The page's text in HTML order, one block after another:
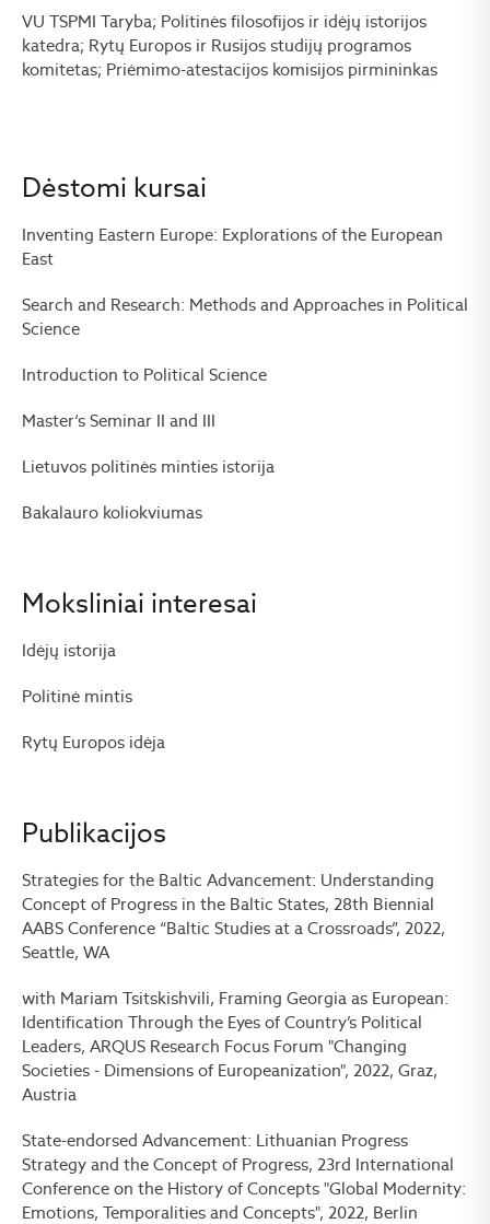
VU TSPMI Taryba; Politinės filosofijos ir idėjų istorijos
katedra; Rytų Europos ir Rusijos studijų programos
komitetas; Priėmimo-atestacijos komisijos pirmininkas
Dėstomi kursai
Inventing Eastern Europe: Explorations of the European
East
Search and Research: Methods and Approaches in Political
Science
Introduction to Political Science
Master‘s Seminar II and III
Lietuvos politinės minties istorija
Bakalauro koliokviumas
Moksliniai interesai
Idėjų istorija
Politinė mintis
Rytų Europos idėja
Publikacijos
Strategies for the Baltic Advancement: Understanding
Concept of Progress in the Baltic States, 28th Biennial
AABS Conference “Baltic Studies at a Crossroads”, 2022,
Seattle, WA
with Mariam Tsitskishvili, Framing Georgia as European:
Identification Through the Eyes of Country’s Political
Leaders, ARQUS Research Focus Forum "Changing
Societies - Dimensions of Europeanization", 2022, Graz,
Austria
State-endorsed Advancement: Lithuanian Progress
Strategy and the Concept of Progress, 23rd International
Conference on the History of Concepts "Global Modernity:
Emotions, Temporalities and Concepts", 2022, Berlin